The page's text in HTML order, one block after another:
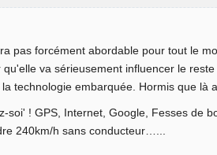
pas forcément abordable pour tout le
va sérieusement influencer le
technologie embarquée. Hormis que là
soi' ! GPS, Internet, Google, Fesses de
240km/h sans conducteur…...